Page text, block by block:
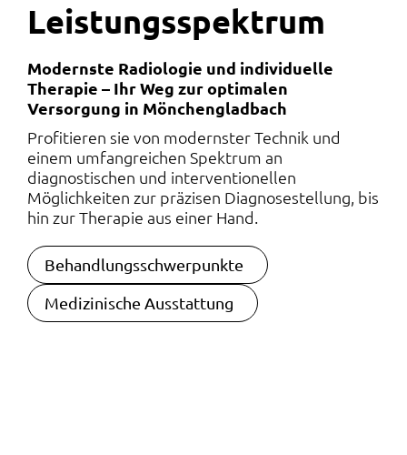
Leistungs­spektrum
Modernste Radiologie und individuelle
Therapie – Ihr Weg zur optimalen
Versorgung in Mönchengladbach
Profitieren sie von modernster Technik und
einem umfangreichen Spektrum an
diagnostischen und interventionellen
Möglichkeiten zur präzisen Diagnosestellung, bis
hin zur Therapie aus einer Hand.
Navigation überspringen
Behandlungsschwerpunkte
Medizinische Ausstattung